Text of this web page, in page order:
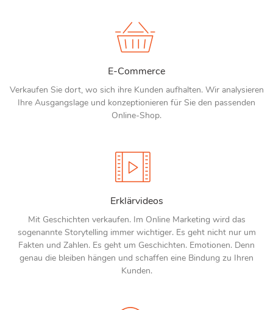
E-Commerce
Verkaufen Sie dort, wo sich ihre Kunden aufhalten. Wir analysieren
Ihre Ausgangslage und konzeptionieren für Sie den passenden
Online-Shop.
Erklärvideos
Mit Geschichten verkaufen. Im Online Marketing wird das
sogenannte Storytelling immer wichtiger. Es geht nicht nur um
Fakten und Zahlen. Es geht um Geschichten. Emotionen. Denn
genau die bleiben hängen und schaffen eine Bindung zu Ihren
Kunden.